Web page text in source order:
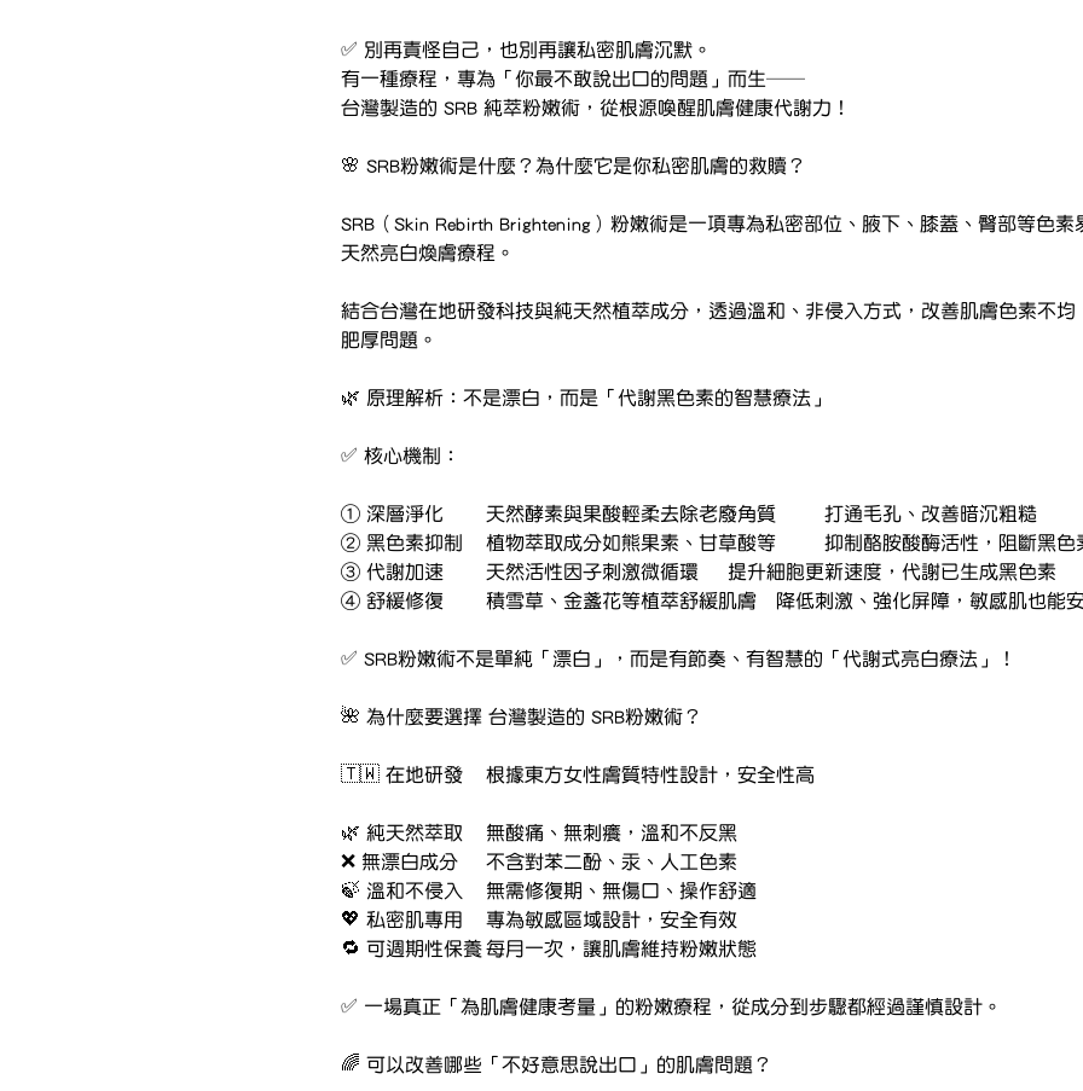
✅ 別再責怪自己，也別再讓私密肌膚沉默。
有一種療程，專為「你最不敢說出口的問題」而生──
台灣製造的 SRB 純萃粉嫩術，從根源喚醒肌膚健康代謝力！
🌸 SRB粉嫩術是什麼？為什麼它是你私密肌膚的救贖？
SRB（Skin Rebirth Brightening）粉嫩術是一項專為私密部位、腋下、膝蓋、臀部等色
天然亮白煥膚療程。
結合台灣在地研發科技與純天然植萃成分，透過溫和、非侵入方式，改善肌膚色素不均
肥厚問題。
🌿 原理解析：不是漂白，而是「代謝黑色素的智慧療法」
✅ 核心機制：
① 深層淨化	天然酵素與果酸輕柔去除老廢角質	打通毛孔、改善暗沉粗糙
② 黑色素抑制	植物萃取成分如熊果素、甘草酸等	抑制酪胺酸酶活性，
③ 代謝加速	天然活性因子刺激微循環	提升細胞更新速度，代謝已生成黑色素
④ 舒緩修復	積雪草、金盞花等植萃舒緩肌膚	降低刺激、強化屏障，敏感肌也
✅ SRB粉嫩術不是單純「漂白」，而是有節奏、有智慧的「代謝式亮白療法」！
🌺 為什麼要選擇 台灣製造的 SRB粉嫩術？
🇹🇼 在地研發	根據東方女性膚質特性設計，安全性高
🌿 純天然萃取	無酸痛、無刺癢，溫和不反黑
❌ 無漂白成分	不含對苯二酚、汞、人工色素
🍃 溫和不侵入	無需修復期、無傷口、操作舒適
💖 私密肌專用	專為敏感區域設計，安全有效
🔁 可週期性保養	每月一次，讓肌膚維持粉嫩狀態
✅ 一場真正「為肌膚健康考量」的粉嫩療程，從成分到步驟都經過謹慎設計。
🌈 可以改善哪些「不好意思說出口」的肌膚問題？